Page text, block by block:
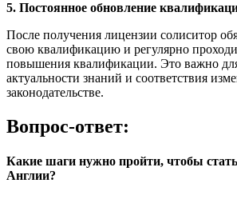
5. Постоянное обновление
После получения лицензии солиситор
свою квалификацию и регулярно
повышения квалификации. Это важно
актуальности знаний и соответствия
законодательстве.
Вопрос-ответ:
Какие шаги нужно пройти, чтобы
Англии?